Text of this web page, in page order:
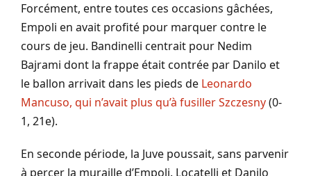
Forcément, entre toutes ces occasions gâchées,
Empoli en avait profité pour marquer contre le
cours de jeu. Bandinelli centrait pour Nedim
Bajrami dont la frappe était contrée par Danilo et
le ballon arrivait dans les pieds de Leonardo
Mancuso, qui n’avait plus qu’à fusiller Szczesny(0-
1, 21e).
En seconde période, la Juve poussait, sans parvenir
à percer la muraille d’Empoli. Locatelli et Danilo